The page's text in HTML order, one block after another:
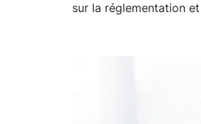
sur la réglementation